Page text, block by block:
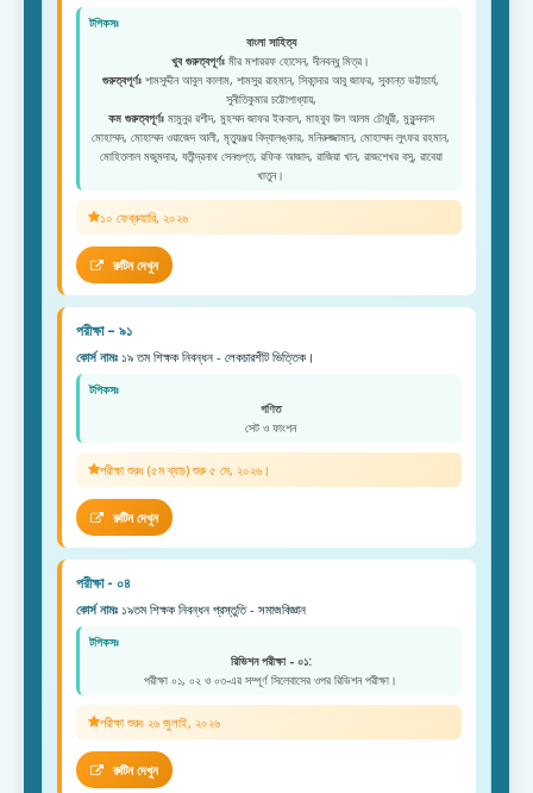
টপিকসঃ
বাংলা সাহিত্য
খুব গুরুত্বপূর্ণঃ মীর মশাররফ হোসেন, দীনবন্ধু মিত্র।
গুরুত্বপূর্ণঃ শামসুদ্দীন আবুল কালাম, শামসুর রাহমান, সিকান্দার আবু জাফর, সুকান্ত ভট্টাচার্য,
সুনীতিকুমার চট্টোপাধ্যায়,
কম গুরুত্বপূর্ণঃমামুনুর রশীদ, মুহম্মদ জাফর ইকবাল, মাহবুব উল আলম চৌধুরী, মুকুন্দদাস
মোহাম্মদ, মোহাম্মদ ওয়াজেদ আলী, মৃত্যুঞ্জয় বিদ্যালঙ্কার, মনিরুজ্জামান, মোহাম্মদ লুৎফর রহমান,
মোহিতলাল মজুমদার, যতীন্দ্রনাথ সেনগুপ্ত, রফিক আজাদ, রাজিয়া খান, রাজশেখর বসু, রাবেয়া
খাতুন।
১০ ফেব্রুয়ারি, ২০২৬
রুটিন দেখুন
পরীক্ষা – ৯১
কোর্স নামঃ ১৯ তম শিক্ষক নিবন্ধন - লেকচারশীট ভিত্তিক।
টপিকসঃ
গণিত
সেট ও ফাংশন
পরীক্ষা শুরুঃ (৫ম ব্যাচ) শুরু ৫ মে, ২০২৬।
রুটিন দেখুন
পরীক্ষা - ০৪
কোর্স নামঃ ১৯তম শিক্ষক নিবন্ধন প্রস্তুতি - সমাজবিজ্ঞান
টপিকসঃ
রিভিশন পরীক্ষা - ০১:
পরীক্ষা ০১, ০২ ও ০৩-এর সম্পূর্ণ সিলেবাসের ওপর রিভিশন পরীক্ষা।
পরীক্ষা শুরুঃ ২৬ জুলাই, ২০২৬
রুটিন দেখুন